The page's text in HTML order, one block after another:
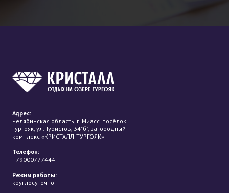
Адрес:
Челябинская область, г. Миасс. посёлок
Тургояк, ул. Туристов, 34"б", загородный
комплекс «КРИСТАЛЛ-ТУРГОЯК»
Телефон:
+79000777444
Режим работы:
круглосуточно